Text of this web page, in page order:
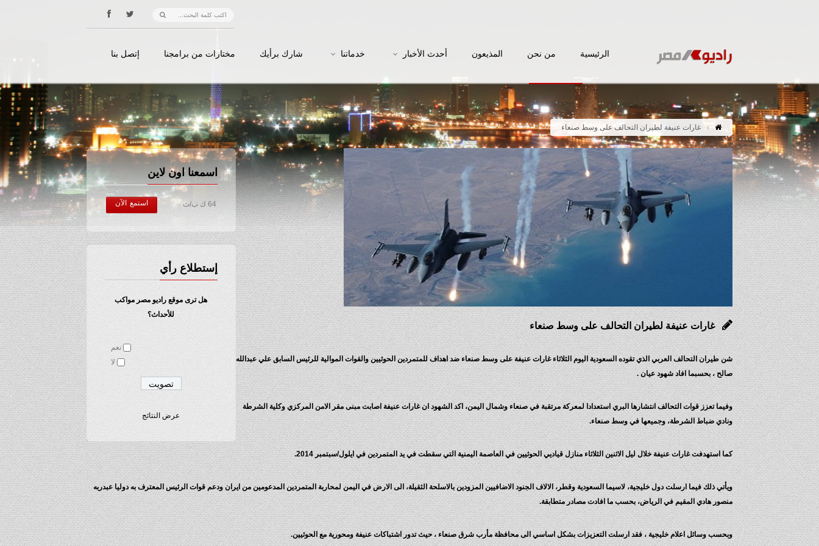
الرئيسية من نحن المذيعون أحدث الأخبار خدماتنا شارك برأيك مختارات من برامجنا إتصل بنا
غارات عنيفة لطيران التحالف على وسط صنعاء
اسمعنا اون لاين
64 ك ب/ث استمع الآن
إستطلاع رأي
هل ترى موقع راديو مصر مواكب
للأحداث؟
نعم
لا
عرض النتائج
غارات عنيفة لطيران التحالف على وسط صنعاء
شن طيران التحالف العربي الذي تقوده السعودية اليوم الثلاثاء غارات عنيفة على وسط صنعاء ضد اهداف للمتمردين الحوثيين والقوات الموالية للرئيس السابق علي عبدالله
صالح ، بحسبما افاد شهود عيان .
وفيما تعزز قوات التحالف انتشارها البري استعدادا لمعركة مرتقبة في صنعاء وشمال اليمن، اكد الشهود ان غارات عنيفة اصابت مبنى مقر الامن المركزي وكلية الشرطة
ونادي ضباط الشرطة، وجميعها في وسط صنعاء.
كما استهدفت غارات عنيفة خلال ليل الاثنين الثلاثاء منازل قياديي الحوثيين في العاصمة اليمنية التي سقطت في يد المتمردين في ايلول/سبتمبر 2014.
ويأتي ذلك فيما ارسلت دول خليجية، لاسيما السعودية وقطر، الالاف الجنود الاضافيين المزودين بالاسلحة الثقيلة، الى الارض في اليمن لمحاربة المتمردين المدعومين من ايران ودعم قوات الرئيس المعترف به دوليا عبدربه
منصور هادي المقيم في الرياض، بحسب ما افادت مصادر متطابقة.
وبحسب وسائل اعلام خليجية ، فقد ارسلت التعزيزات بشكل اساسي الى محافظة مأرب شرق صنعاء ، حيث تدور اشتباكات عنيفة ومحورية مع الحوثيين.